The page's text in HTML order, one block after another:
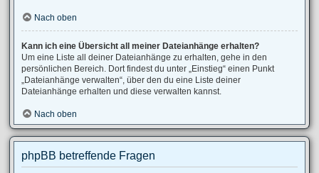
Nach oben
Kann ich eine Übersicht all meiner Dateianhänge erhalten?
Um eine Liste all deiner Dateianhänge zu erhalten, gehe in den
persönlichen Bereich. Dort findest du unter „Einstieg“ einen Punkt
„Dateianhänge verwalten“, über den du eine Liste deiner
Dateianhänge erhalten und diese verwalten kannst.
Nach oben
phpBB betreffende Fragen